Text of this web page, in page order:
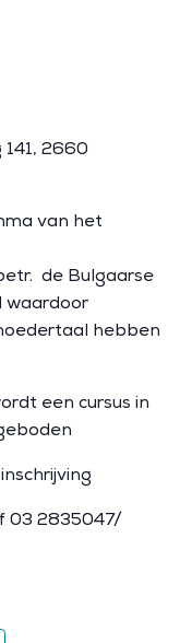
141, 2660
van het
de Bulgaarse
waardoor
hebben
een cursus in
03 2835047/